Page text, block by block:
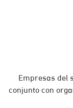
Empresas del
conjunto con